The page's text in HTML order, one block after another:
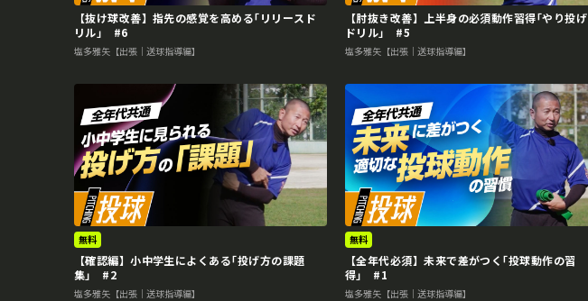
【抜け球改善】指先の感覚を高める｢リリースド
リル｣ #6
塩多雅矢【出張｜送球指導編】
【肘抜き改善】上半身の必須動作習得｢やり投げ
ドリル｣ #5
塩多雅矢【出張｜送球指導編】
無料
【確認編】小中学生によくある｢投げ方の課題
集｣ #2
塩多雅矢【出張｜送球指導編】
無料
【全年代必須】未来で差がつく｢投球動作の習
得｣ #1
塩多雅矢【出張｜送球指導編】